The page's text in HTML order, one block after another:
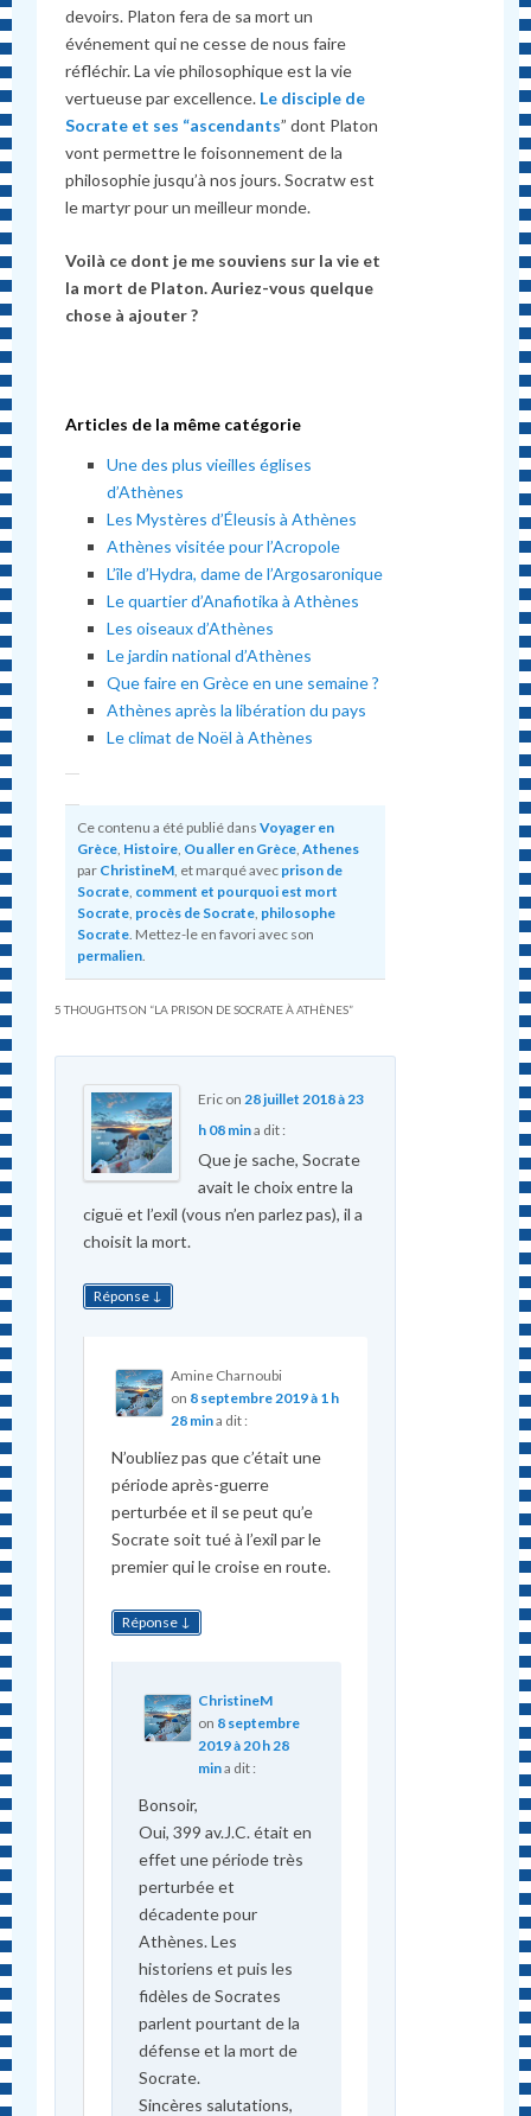
devoirs. Platon fera de sa mort un
événement qui ne cesse de nous faire
réfléchir. La vie philosophique est la vie
vertueuse par excellence. Le disciple de
Socrate et ses “ascendants” dont Platon
vont permettre le foisonnement de la
philosophie jusqu’à nos jours. Socratw est
le martyr pour un meilleur monde.
Voilà ce dont je me souviens sur la vie et
la mort de Platon. Auriez-vous quelque
chose à ajouter ?
Articles de la même catégorie
Une des plus vieilles églises
d’Athènes
Les Mystères d’Éleusis à Athènes
Athènes visitée pour l’Acropole
L’île d’Hydra, dame de l’Argosaronique
Le quartier d’Anafiotika à Athènes
Les oiseaux d’Athènes
Le jardin national d’Athènes
Que faire en Grèce en une semaine ?
Athènes après la libération du pays
Le climat de Noël à Athènes
Ce contenu a été publié dansVoyager en
Grèce Histoire Ou aller en Grèce ,Athenes
par ChristineM , et marqué avec prison de
Socrate comment et pourquoi est mort
Socrate procès de Socrate philosophe
Socrate . Mettez-le en favori avec son
permalien
5 THOUGHTS ON “LA PRISON DE SOCRATE À ATHÈNES”
Ericon 28 juillet 2018 à 23
h 08 mina dit :
Que je sache, Socrate
avait le choix entre la
ciguë et l’exil (vous n’en parlez pas), il a
choisit la mort.
Réponse ↓
Amine Charnoubi
on 8 septembre 2019 à 1 h
28 mina dit :
N’oubliez pas que c’était une
période après-guerre
perturbée et il se peut qu’e
Socrate soit tué à l’exil par le
premier qui le croise en route.
Réponse ↓
ChristineM
on 8 septembre
2019 à 20 h 28
mina dit :
Bonsoir,
Oui, 399 av.J.C. était en
effet une période très
perturbée et
décadente pour
Athènes. Les
historiens et puis les
fidèles de Socrates
parlent pourtant de la
défense et la mort de
Socrate.
Sincères salutations,